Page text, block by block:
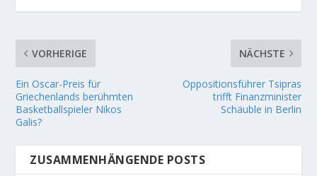
VORHERIGE
Ein Oscar-Preis für
Griechenlands berühmten
Basketballspieler Nikos
Galis?
NÄCHSTE
Oppositionsführer Tsipras
trifft Finanzminister
Schäuble in Berlin
ZUSAMMENHÄNGENDE POSTS